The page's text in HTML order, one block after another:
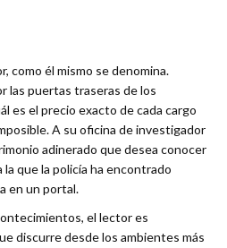
como él mismo se denomina.
las puertas traseras de los
es el precio exacto de cada cargo
A su oficina de investigador
adinerado que desea conocer
la que la policía ha encontrado
en un portal.
el lector es
discurre desde los ambientes más